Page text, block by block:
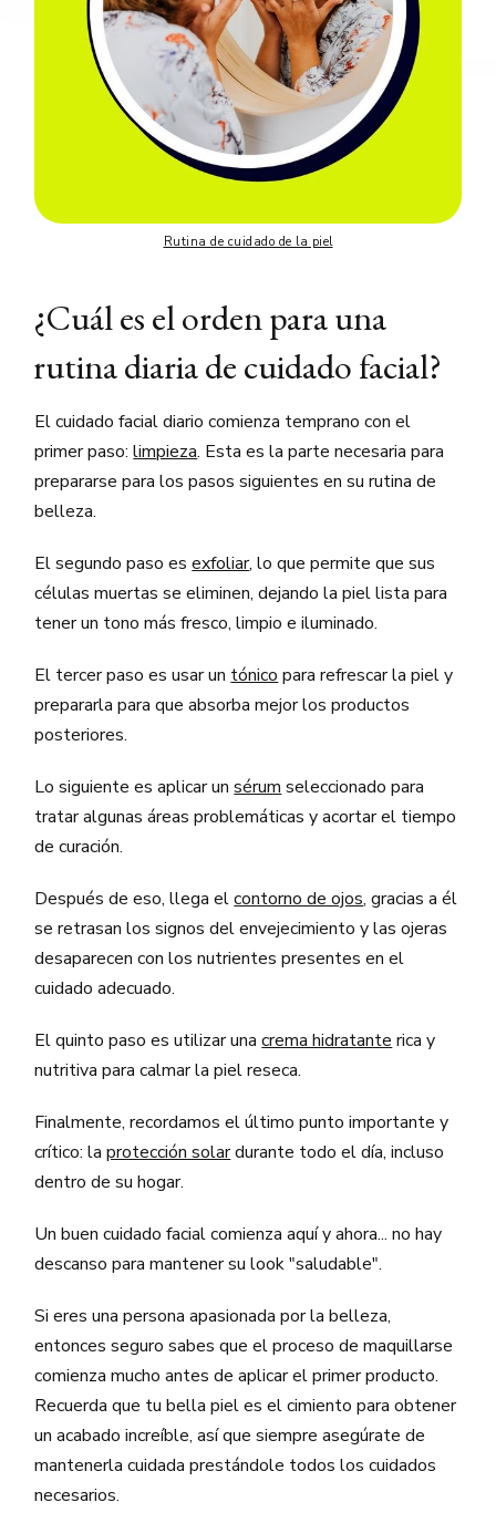
Rutina de cuidado de la piel
¿Cuál es el orden para una
rutina diaria de cuidado facial?
El cuidado facial diario comienza temprano con el
primer paso:limpieza. Esta es la parte necesaria para
prepararse para los pasos siguientes en su rutina de
belleza.
El segundo paso esexfoliar, lo que permite que sus
células muertas se eliminen, dejando la piel lista para
tener un tono más fresco, limpio e iluminado.
El tercer paso es usar un tónico para refrescar la piel y
prepararla para que absorba mejor los productos
posteriores.
Lo siguiente es aplicar unsérum seleccionado para
tratar algunas áreas problemáticas y acortar el tiempo
de curación.
Después de eso, llega elcontorno de ojos, gracias a él
se retrasan los signos del envejecimiento y las ojeras
desaparecen con los nutrientes presentes en el
cuidado adecuado.
El quinto paso es utilizar unacrema hidratante rica y
nutritiva para calmar la piel reseca.
Finalmente, recordamos el último punto importante y
crítico: laprotección solardurante todo el día, incluso
dentro de su hogar.
Un buen cuidado facial comienza aquí y ahora... no hay
descanso para mantener su look "saludable".
Si eres una persona apasionada por la belleza,
entonces seguro sabes que el proceso de maquillarse
comienza mucho antes de aplicar el primer producto.
Recuerda que tu bella piel es el cimiento para obtener
un acabado increíble, así que siempre asegúrate de
mantenerla cuidada prestándole todos los cuidados
necesarios.